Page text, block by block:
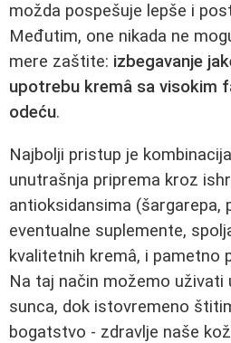
možda pospešuje lepše i
Međutim, one nikada ne
mere zaštite: izbegavanje
upotrebu kremâ sa visokim
odeću.
Najbolji pristup je
unutrašnja priprema kroz
antioksidansima (šargarepa,
eventualne suplemente,
kvalitetnih kremâ, i pametno
Na taj način možemo
sunca, dok istovremeno
bogatstvo - zdravlje naše